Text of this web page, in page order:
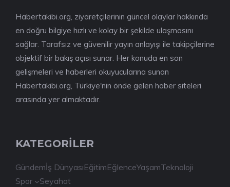
Habertakibi.org, ziyaretçilerinin güncel olaylar hakkında
en doğru bilgiye hızlı ve kolay bir şekilde ulaşmasını
sağlar. Tarafsız ve güvenilir yayın anlayışı ile takipçilerine
objektif bir bakış açısı sunar. Her konuda en son
gelişmeleri ve haberleri okuyucularına sunan
Habertakibi.org, Türkiye'nin önde gelen haber siteleri
arasında yer almaktadır.
KATEGORİLER
Gündemİş DünyasıEğitimEğlenceYaşamTeknoloji
Spor
Seyahat